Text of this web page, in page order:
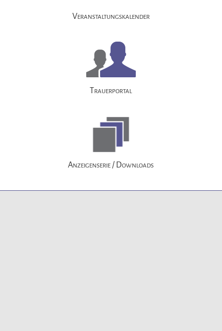
Veranstaltungskalender
Trauerportal
Anzeigenserie / Downloads